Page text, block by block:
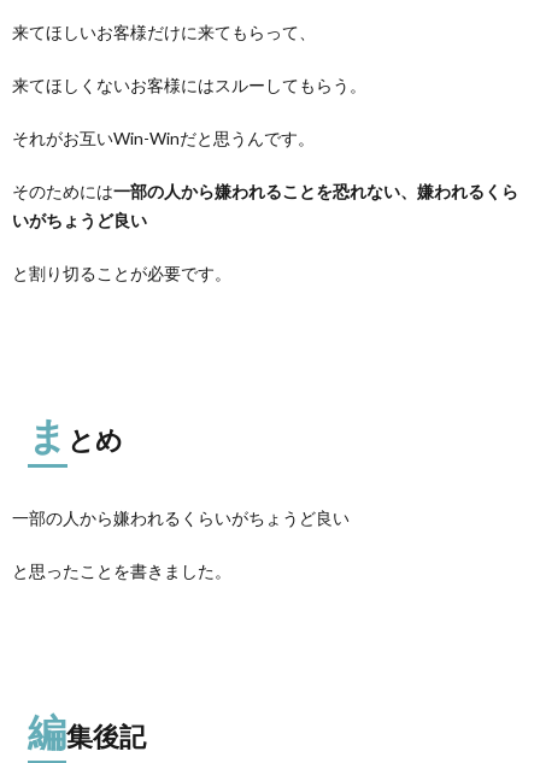
来てほしいお客様だけに来てもらって、
来てほしくないお客様にはスルーしてもらう。
それがお互いWin-Winだと思うんです。
そのためには一部の人から嫌われることを恐れない、嫌われるくら
いがちょうど良い
と割り切ることが必要です。
ま とめ
一部の人から嫌われるくらいがちょうど良い
と思ったことを書きました。
編集後記